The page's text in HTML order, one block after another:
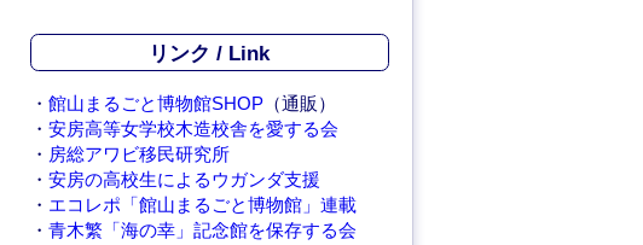
v
e
リンク / Link
・ 館山まるごと博物館SHOP（通販）
・ 安房高等女学校木造校舎を愛する会
・ 房総アワビ移民研究所
・ 安房の高校生によるウガンダ支援
・ エコレポ「館山まるごと博物館」連載
・ 青木繁「海の幸」記念館を保存する会